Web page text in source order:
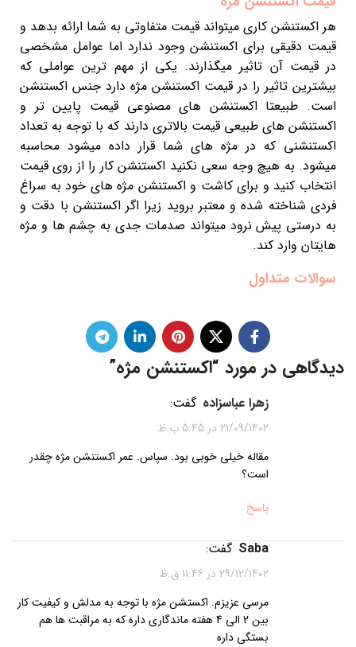
هر اکستنشن کاری میتواند قیمت متفاوتی به شما ارائه بدهد و
قیمت دقیقی برای اکستنشن وجود ندارد اما عوامل مشخصی
در قیمت آن تاثیر میگذارند. یکی از مهم ترین عواملی که
بیشترین تاثیر را در قیمت اکستنشن مژه دارد جنس اکستنشن
است. طبیعتا اکستنشن های مصنوعی قیمت پایین تر و
اکستنشن های طبیعی قیمت بالاتری دارند که با توجه به تعداد
اکستنشنی که در مژه های شما قرار داده میشود محاسبه
میشود. به هیچ وجه سعی نکنید اکستنشن کار را از روی قیمت
انتخاب کنید و برای کاشت و اکستنشن مژه های خود به سراغ
فردی شناخته شده و معتبر بروید زیرا اگر اکستنشن با دقت و
به درستی پیش نرود میتواند صدمات جدی به چشم ها و مژه
هایتان وارد کند.
سوالات متداول
دیدگاهی در مورد “اکستنشن مژه”
زهرا عباسزاده گفت:
21/09/1402 در 5:45 ب.ظ
مقاله خیلی خوبی بود. سپاس. عمر اکستنشن مژه چقدر
است؟
پاسخ
saba گفت:
29/12/1402 در 11:46 ق.ظ
مرسی عزیزم. اکستشن مژه با توجه به مدلش و کیفیت کار
بین 2 الی 4 هفته ماندگاری داره که به مراقبت ها هم
بستگی داره